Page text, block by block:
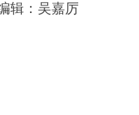
辑：吴嘉厉